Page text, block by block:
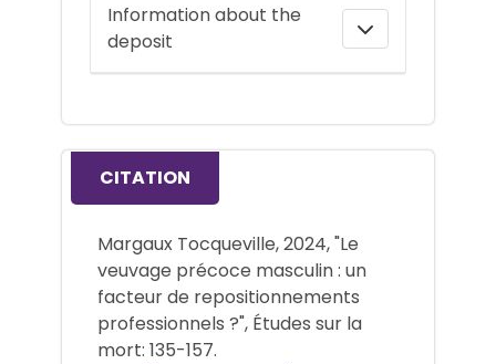
Information about the
deposit
CITATION
Margaux Tocqueville, 2024, "Le
veuvage précoce masculin : un
facteur de repositionnements
professionnels ?", Études sur la
mort: 135-157.